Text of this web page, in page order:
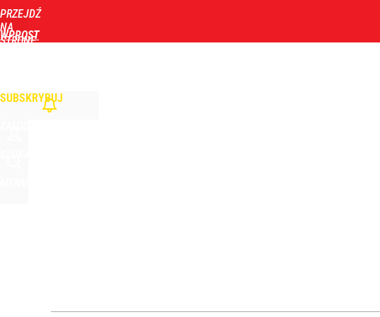
PRZEJDŹ
NA
STRONĘ
WPROST
SUBSKRYBUJ
2